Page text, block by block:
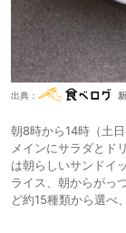
出典：
朝8時から14時（土
メインにサラダとド
は朝らしいサンドイ
ライス、朝からがっ
ど約15種類から選べ